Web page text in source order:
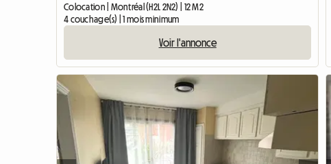
Colocation | Montréal (H2L 2N2) | 12 M2
4 couchage(s) | 1 mois minimum
Voir l'annonce